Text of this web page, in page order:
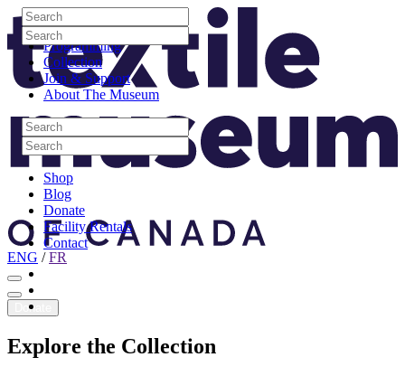
Skip to content
Visit
Programming
Collection
Join & Support
About The Museum
Search
Search
Search
Search
Shop
Blog
Donate
Facility Rentals
Contact
Youtube
Search
Search
Search
Search
Site Logo
ENG /FR
Donate
Explore the Collection